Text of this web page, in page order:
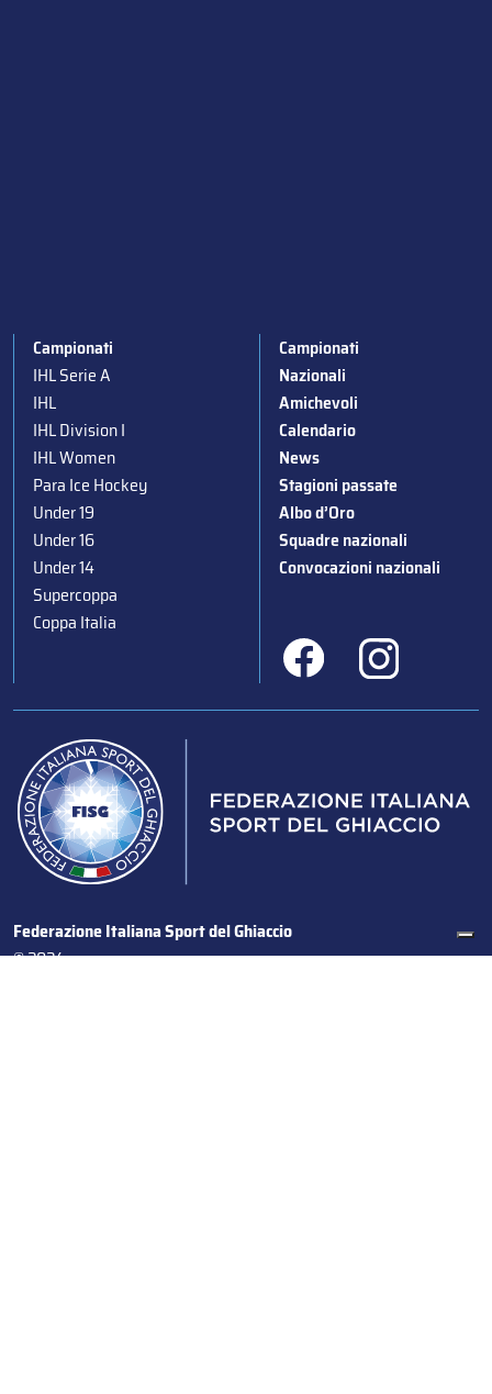
Campionati
IHL Serie A
IHL
IHL Division I
IHL Women
Para Ice Hockey
Under 19
Under 16
Under 14
Supercoppa
Coppa Italia
Campionati
Nazionali
Amichevoli
Calendario
News
Stagioni passate
Albo d’Oro
Squadre nazionali
Convocazioni nazionali
Federazione Italiana Sport del Ghiaccio
© 2024